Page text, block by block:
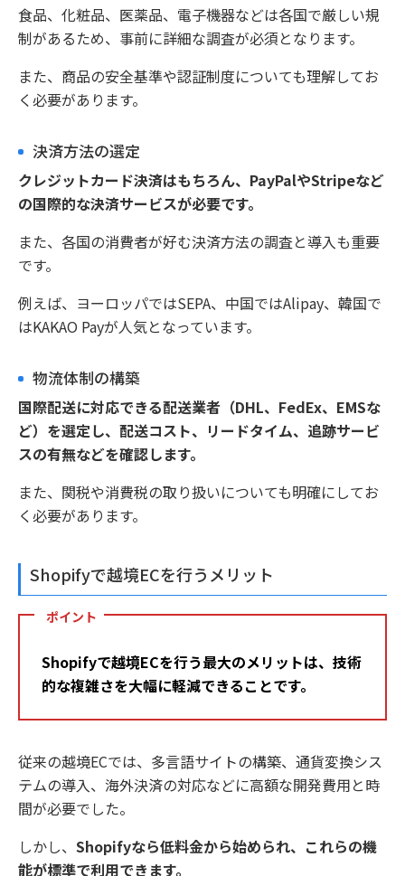
食品、化粧品、医薬品、電子機器などは各国で厳しい規
制があるため、事前に詳細な調査が必須となります。
また、商品の安全基準や認証制度についても理解してお
く必要があります。
決済方法の選定
クレジットカード決済はもちろん、PayPalやStripeなど
の国際的な決済サービスが必要です。
また、各国の消費者が好む決済方法の調査と導入も重要
です。
例えば、ヨーロッパではSEPA、中国ではAlipay、韓国で
はKAKAO Payが人気となっています。
物流体制の構築
国際配送に対応できる配送業者（DHL、FedEx、EMSな
ど）を選定し、配送コスト、リードタイム、追跡サービ
スの有無などを確認します。
また、関税や消費税の取り扱いについても明確にしてお
く必要があります。
Shopifyで越境ECを行うメリット
ポイント
Shopifyで越境ECを行う最大のメリットは、技術
的な複雑さを大幅に軽減できることです。
従来の越境ECでは、多言語サイトの構築、通貨変換シス
テムの導入、海外決済の対応などに高額な開発費用と時
間が必要でした。
しかし、 Shopifyなら低料金から始められ、これらの機
能が標準で利用できます。